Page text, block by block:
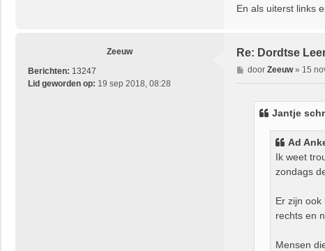
c
En als uiterst links
Zeeuw
Berichten: 13247
Lid geworden op: 19 sep 2018, 08:28
Re: Dordtse
B
e
door Zeeuw» 15
Jantje
Ad
Ik weet
zondags
Er zijn
rechts en
Mensen